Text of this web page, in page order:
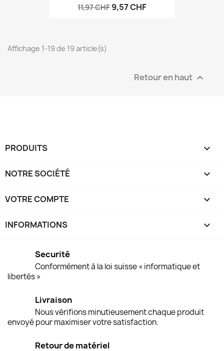
11,97 CHF 9,57 CHF
Affichage 1-19 de 19 article(s)
Retour en haut 
PRODUITS 
NOTRE SOCIÉTÉ 
VOTRE COMPTE 
INFORMATIONS keyboard_arrow_down
Securité
Conformément à la loi suisse « informatique et
libertés »
Livraison
Nous vérifions minutieusement chaque produit
envoyé pour maximiser votre satisfaction.
Retour de matériel